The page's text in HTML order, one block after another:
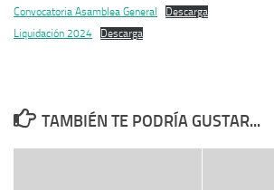
Convocatoria Asamblea General
Descarga
Liquidación 2024
Descarga
TAMBIÉN TE PODRÍA GUSTAR...